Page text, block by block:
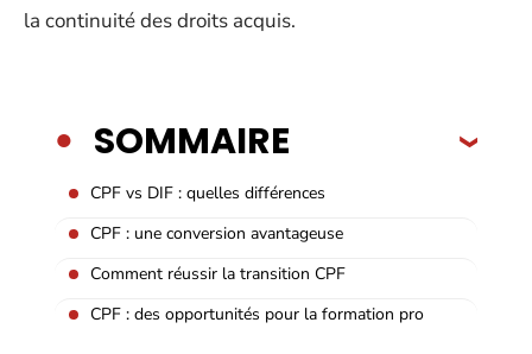
la continuité des droits acquis.
SOMMAIRE
CPF vs DIF : quelles différences
CPF : une conversion avantageuse
Comment réussir la transition CPF
CPF : des opportunités pour la formation pro